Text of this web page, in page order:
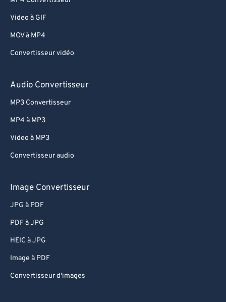
Video à GIF
MOV à MP4
Convertisseur vidéo
Audio Convertisseur
MP3 Convertisseur
MP4 à MP3
Video à MP3
Convertisseur audio
Image Convertisseur
JPG à PDF
PDF à JPG
HEIC à JPG
Image à PDF
Convertisseur d'images